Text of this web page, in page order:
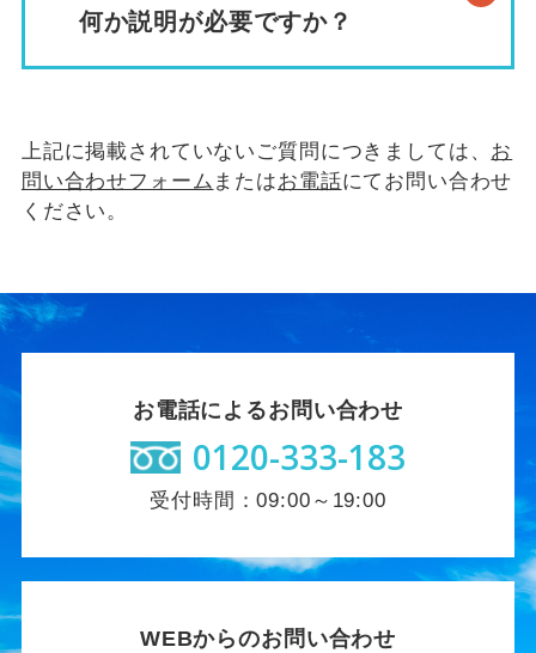
何か説明が必要ですか？
上記に掲載されていないご質問につきましては、 お
問い合わせフォーム またはお電話にてお問い合わせ
ください。
お電話によるお問い合わせ
0120-333-183
受付時間：09:00～19:00
WEBからのお問い合わせ